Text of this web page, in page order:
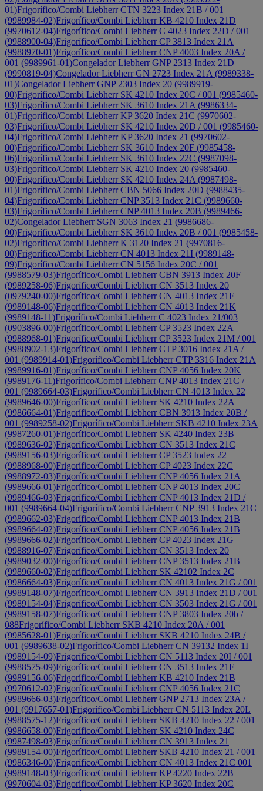
01)Frigorífico/Combi Liebherr CTN 3223 Index 21B / 001
(9989984-02)Frigorífico/Combi Liebherr KB 4210 Index 21D
(9970612-04)Frigorífico/Combi Liebherr C 4023 Index 22D / 001
(9988900-04)Frigorífico/Combi Liebherr CP 3813 Index 21A
(9988970-01)Frigorífico/Combi Liebherr CNP 4003 Index 20A /
001 (9989961-01)Congelador Liebherr GNP 2313 Index 21D
(9990819-04)Congelador Liebherr GN 2723 Index 21A (9989338-
01)Congelador Liebherr GNP 2303 Index 20 (9989919-
00)Frigorífico/Combi Liebherr SK 4210 Index 20C / 001 (9985460-
03)Frigorífico/Combi Liebherr SK 3610 Index 21A (9986334-
01)Frigorífico/Combi Liebherr KP 3620 Index 21C (9970602-
03)Frigorífico/Combi Liebherr SK 4210 Index 20D / 001 (9985460-
04)Frigorífico/Combi Liebherr KP 3620 Index 21 (9970602-
00)Frigorífico/Combi Liebherr SK 3610 Index 20F (9985458-
06)Frigorífico/Combi Liebherr SK 3610 Index 22C (9987098-
03)Frigorífico/Combi Liebherr SK 4210 Index 20 (9985460-
00)Frigorífico/Combi Liebherr SK 4210 Index 24A (9987498-
01)Frigorífico/Combi Liebherr CBN 5066 Index 20D (9988435-
04)Frigorífico/Combi Liebherr CNP 3513 Index 21C (9989660-
03)Frigorífico/Combi Liebherr CNP 4013 Index 20B (9989466-
02)Congelador Liebherr SGN 3063 Index 21 (9986686-
00)Frigorífico/Combi Liebherr SK 3610 Index 20B / 001 (9985458-
02)Frigorífico/Combi Liebherr K 3120 Index 21 (9970816-
00)Frigorífico/Combi Liebherr CN 4013 Index 21I (9989148-
09)Frigorífico/Combi Liebherr CN 5156 Index 20C / 001
(9988579-03)Frigorífico/Combi Liebherr CBN 3913 Index 20F
(9989258-06)Frigorífico/Combi Liebherr CN 3513 Index 20
(0979240-00)Frigorífico/Combi Liebherr CN 4013 Index 21F
(9989148-06)Frigorífico/Combi Liebherr CN 4013 Index 21K
(9989148-11)Frigorífico/Combi Liebherr C 4023 Index 21/003
(0903896-00)Frigorífico/Combi Liebherr CP 3523 Index 22A
(9988968-01)Frigorífico/Combi Liebherr CP 3523 Index 21M / 001
(9988902-13)Frigorífico/Combi Liebherr CTP 3016 Index 21A /
001 (9989914-01)Frigorífico/Combi Liebherr CTP 3316 Index 21A
(9989916-01)Frigorífico/Combi Liebherr CNP 4056 Index 20K
(9989176-11)Frigorífico/Combi Liebherr CNP 4013 Index 21C /
001 (9989664-03)Frigorífico/Combi Liebherr CN 4013 Index 22
(9989646-00)Frigorífico/Combi Liebherr SK 4210 Index 22A
(9986664-01)Frigorífico/Combi Liebherr CBN 3913 Index 20B /
001 (9989258-02)Frigorífico/Combi Liebherr SKB 4210 Index 23A
(9987260-01)Frigorífico/Combi Liebherr SK 4240 Index 23B
(9989636-02)Frigorífico/Combi Liebherr CN 3513 Index 21C
(9989156-03)Frigorífico/Combi Liebherr CP 3523 Index 22
(9988968-00)Frigorífico/Combi Liebherr CP 4023 Index 22C
(9988972-03)Frigorífico/Combi Liebherr CNP 4056 Index 21A
(9989666-01)Frigorífico/Combi Liebherr CNP 4013 Index 20C
(9989466-03)Frigorífico/Combi Liebherr CNP 4013 Index 21D /
001 (9989664-04)Frigorífico/Combi Liebherr CNP 3913 Index 21C
(9989662-03)Frigorífico/Combi Liebherr CNP 4013 Index 21B
(9989664-02)Frigorífico/Combi Liebherr CNP 4056 Index 21B
(9989666-02)Frigorífico/Combi Liebherr CP 4023 Index 21G
(9988916-07)Frigorífico/Combi Liebherr CN 3513 Index 20
(9989032-00)Frigorífico/Combi Liebherr CNP 3513 Index 21B
(9989660-02)Frigorífico/Combi Liebherr SK 42102 Index 2C
(9986664-03)Frigorífico/Combi Liebherr CN 4013 Index 21G / 001
(9989148-07)Frigorífico/Combi Liebherr CN 3913 Index 21D / 001
(9989154-04)Frigorífico/Combi Liebherr CN 3503 Index 21G / 001
(9989158-07)Frigorífico/Combi Liebherr CNP 3803 Index 20b /
088Frigorífico/Combi Liebherr SKB 4210 Index 20A / 001
(9985628-01)Frigorífico/Combi Liebherr SKB 4210 Index 24B /
001 (9989638-02)Frigorífico/Combi Liebherr CN 39132 Index 1I
(9989154-09)Frigorífico/Combi Liebherr CN 5113 Index 20I / 001
(9988575-09)Frigorífico/Combi Liebherr CN 3513 Index 21F
(9989156-06)Frigorífico/Combi Liebherr KB 4210 Index 21B
(9970612-02)Frigorífico/Combi Liebherr CNP 4056 Index 21C
(9989666-03)Frigorífico/Combi Liebherr GNP 2713 Index 23A /
001 (9917657-01)Frigorífico/Combi Liebherr CN 5113 Index 20L
(9988575-12)Frigorífico/Combi Liebherr SKB 4210 Index 22 / 001
(9986658-00)Frigorífico/Combi Liebherr SK 4210 Index 24C
(9987498-03)Frigorífico/Combi Liebherr CN 3913 Index 21
(9989154-00)Frigorífico/Combi Liebherr SKB 4210 Index 21 / 001
(9986346-00)Frigorífico/Combi Liebherr CN 4013 Index 21C 001
(9989148-03)Frigorífico/Combi Liebherr KP 4220 Index 22B
(9970604-03)Frigorífico/Combi Liebherr KP 3620 Index 20C